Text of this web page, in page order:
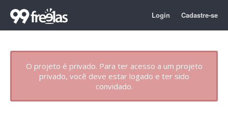
Login Cadastre-se
O projeto é privado. Para ter acesso a um projeto
privado, você deve estar logado e ter sido
convidado.